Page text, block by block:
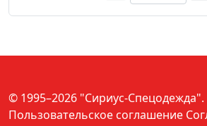
© 1995–2026 "Сириус-Спецодежда".
Пользовательское соглашение